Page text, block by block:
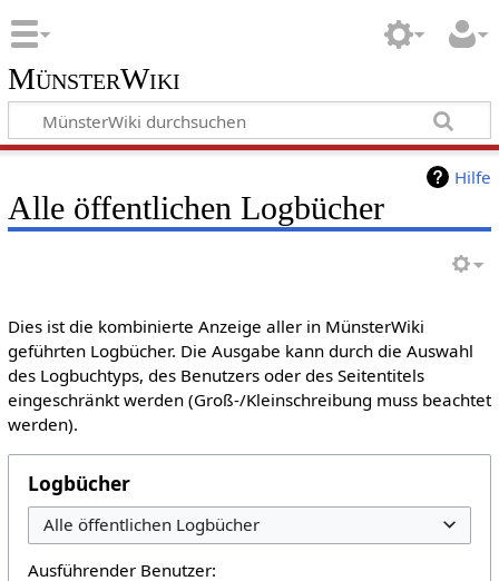
MünsterWiki
Hilfe
Alle öffentlichen Logbücher
Dies ist die kombinierte Anzeige aller in MünsterWiki
geführten Logbücher. Die Ausgabe kann durch die Auswahl
des Logbuchtyps, des Benutzers oder des Seitentitels
eingeschränkt werden (Groß-/Kleinschreibung muss beachtet
werden).
Logbücher
Alle öffentlichen Logbücher
Ausführender Benutzer: